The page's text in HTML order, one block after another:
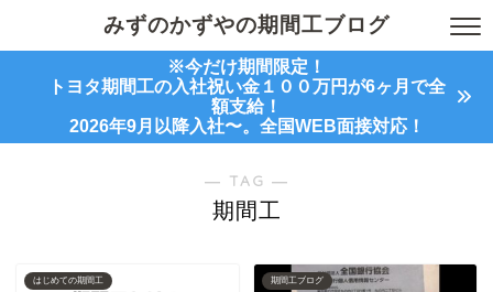
みずのかずやの期間工ブログ
※今だけ期間限定！
トヨタ期間工の入社祝い金１００万円が6ヶ月で全
額支給！
2026年9月以降入社〜。全国WEB面接対応！
― TAG ―
期間工
はじめての期間工 期間工ブログ